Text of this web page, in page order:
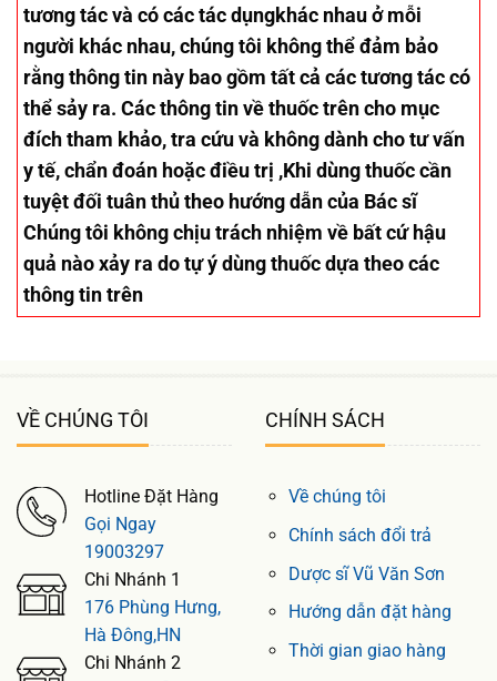
tương tác và có các tác dụngkhác nhau ở mỗi
người khác nhau, chúng tôi không thể đảm bảo
rằng thông tin này bao gồm tất cả các tương tác có
thể sảy ra. Các thông tin về thuốc trên cho mục
đích tham khảo, tra cứu và không dành cho tư vấn
y tế, chẩn đoán hoặc điều trị ,Khi dùng thuốc cần
tuyệt đối tuân thủ theo hướng dẫn của Bác sĩ
Chúng tôi không chịu trách nhiệm về bất cứ hậu
quả nào xảy ra do tự ý dùng thuốc dựa theo các
thông tin trên
VỀ CHÚNG TÔI
Hotline Đặt Hàng
Gọi Ngay
19003297
Chi Nhánh 1
176 Phùng Hưng,
Hà Đông,HN
Chi Nhánh 2
CHÍNH SÁCH
Về chúng tôi
Chính sách đổi trả
Dược sĩ Vũ Văn Sơn
Hướng dẫn đặt hàng
Thời gian giao hàng